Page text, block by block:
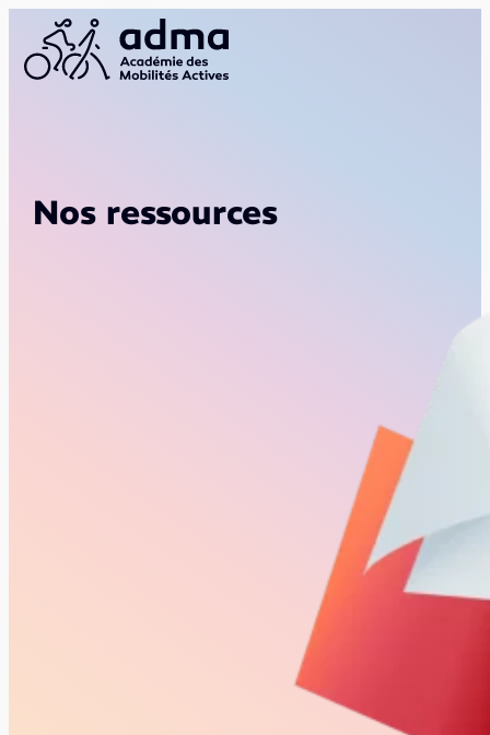
Nos ressources